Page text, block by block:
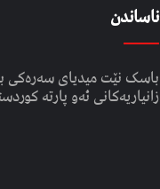
ناساندن
باسک نێت میدیای سەرەکی
زانیاریەکانی ئەو پارتە